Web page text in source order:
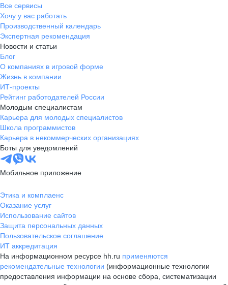
Все сервисы
Хочу у вас работать
Производственный календарь
Экспертная рекомендация
Новости и статьи
Блог
О компаниях в игровой форме
Жизнь в компании
ИТ-проекты
Рейтинг работодателей России
Молодым специалистам
Карьера для молодых специалистов
Школа программистов
Карьера в некоммерческих организациях
Боты для уведомлений
Мобильное приложение
Этика и комплаенс
Оказание услуг
Использование сайтов
Защита персональных данных
Пользовательское соглашение
ИТ аккредитация
На информационном ресурсе hh.ru применяются
рекомендательные технологии (информационные технологии
предоставления информации на основе сбора, систематизации